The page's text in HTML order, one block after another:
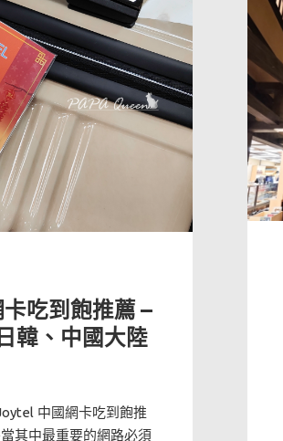
吃到飽推薦 –
韓、中國大陸
中國網卡吃到飽推
其中最重要的網路必須